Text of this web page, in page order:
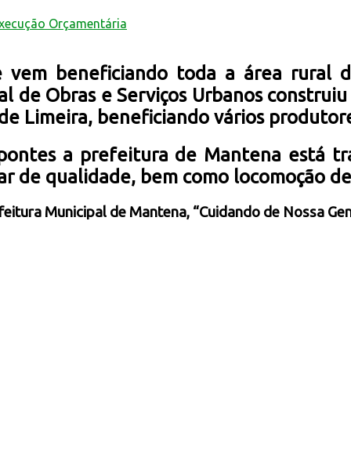
Orçamentária
vem beneficiando toda a área rural
de Obras e Serviços Urbanos
Limeira, beneficiando vários
a prefeitura de Mantena está
de qualidade, bem como locomoção
Municipal de Mantena, “Cuidando de Nossa